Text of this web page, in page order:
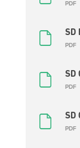
PDF
SD
PDF
SD
PDF
SD
PDF